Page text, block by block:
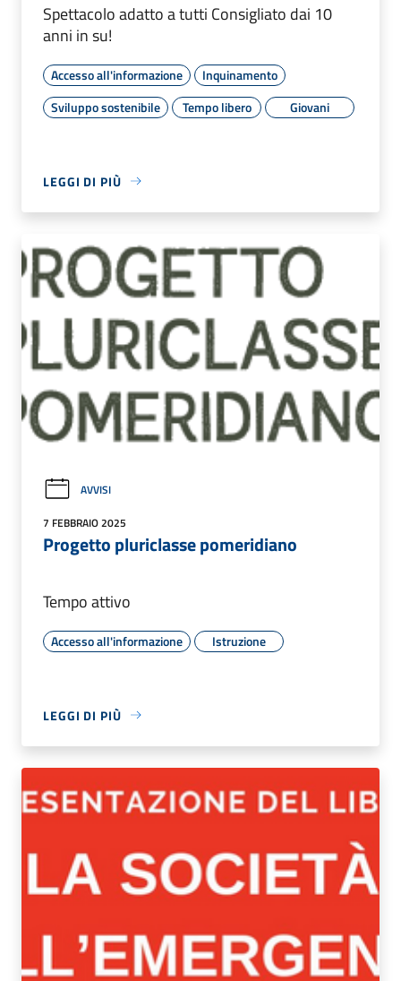
Spettacolo adatto a tutti Consigliato dai 10
anni in su!
Accesso all'informazione
Inquinamento
Sviluppo sostenibile
Tempo libero Giovani
LEGGI DI PIÙ
AVVISI
7 FEBBRAIO 2025
Progetto pluriclasse pomeridiano
Tempo attivo
Accesso all'informazione Istruzione
LEGGI DI PIÙ